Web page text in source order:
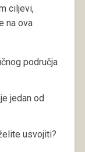
ciljevi,
na ova
područja
jedan od
usvojiti?